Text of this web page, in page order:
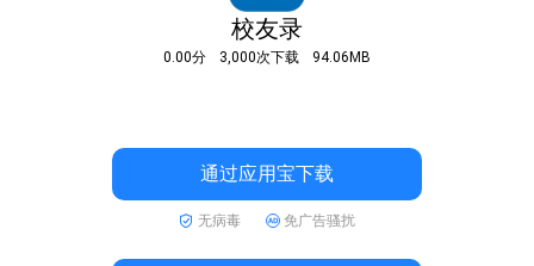
校友录
0.00分 3,000次下载 94.06MB
通过应用宝下载
无病毒 免广告骚扰